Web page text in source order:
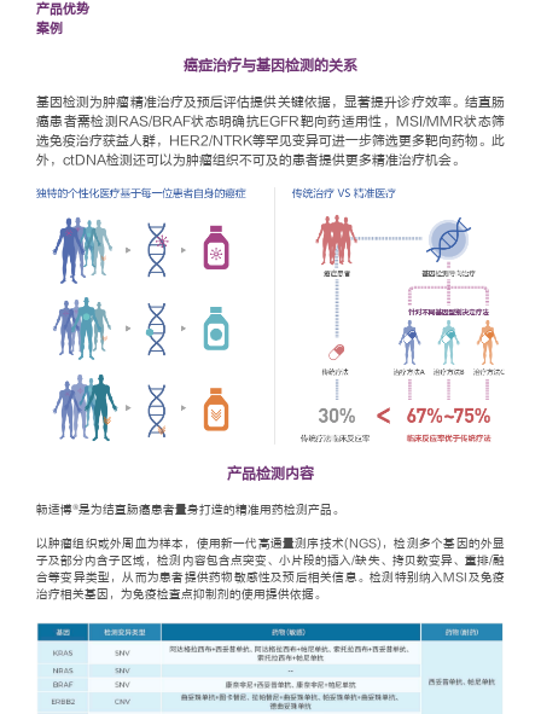
产品优势
案例
癌症治疗与基因检测的关系
基因检测为肿瘤精准治疗及预后评估提供关键依据，显著提升诊疗效率。结直肠
癌患者需检测RAS/BRAF状态明确抗EGFR靶向药适用性，MSI/MMR状态筛
选免疫治疗获益人群，HER2/NTRK等罕见变异可进一步筛选更多靶向药物。此
外，ctDNA检测还可以为肿瘤组织不可及的患者提供更多精准治疗机会。
产品检测内容
畅适博®是为结直肠癌患者量身打造的精准用药检测产品。
以肿瘤组织或外周血为样本，使用新一代高通量测序技术(NGS)，检测多个基因的外显
子及部分内含子区域，检测内容包含点突变、小片段的插入/缺失、拷贝数变异、重排/融
合等变异类型，从而为患者提供药物敏感性及预后相关信息。检测特别纳入MSI及免疫
治疗相关基因，为免疫检查点抑制剂的使用提供依据。